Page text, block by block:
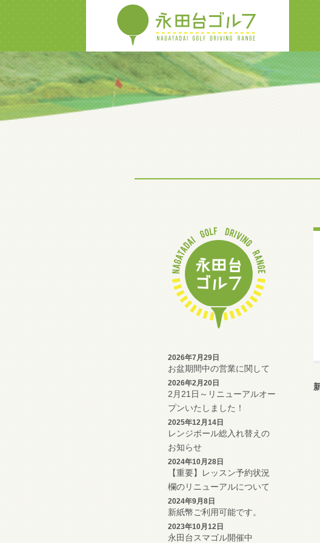
2026年7月29日
お盆期間中の営業に関して
2026年2月20日
2月21日～リニューアルオー
プンいたしました！
2025年12月14日
レンジボール総入れ替えの
お知らせ
2024年10月28日
【重要】レッスン予約状況
欄のリニューアルについて
2024年9月8日
新紙幣ご利用可能です。
2023年10月12日
永田台スマゴル開催中